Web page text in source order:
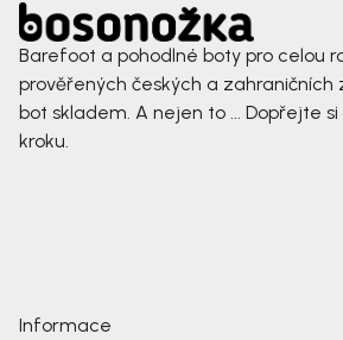
Barefoot a pohodlné boty pro celou
prověřených českých a zahraničních
bot skladem. A nejen to ... Dopřejte
kroku.
Informace